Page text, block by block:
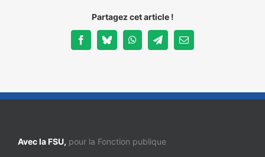
Partagez cet article !
FacebookBlueskyWhatsAppTelegramEmail
Avec la FSU, pour la Fonction publique